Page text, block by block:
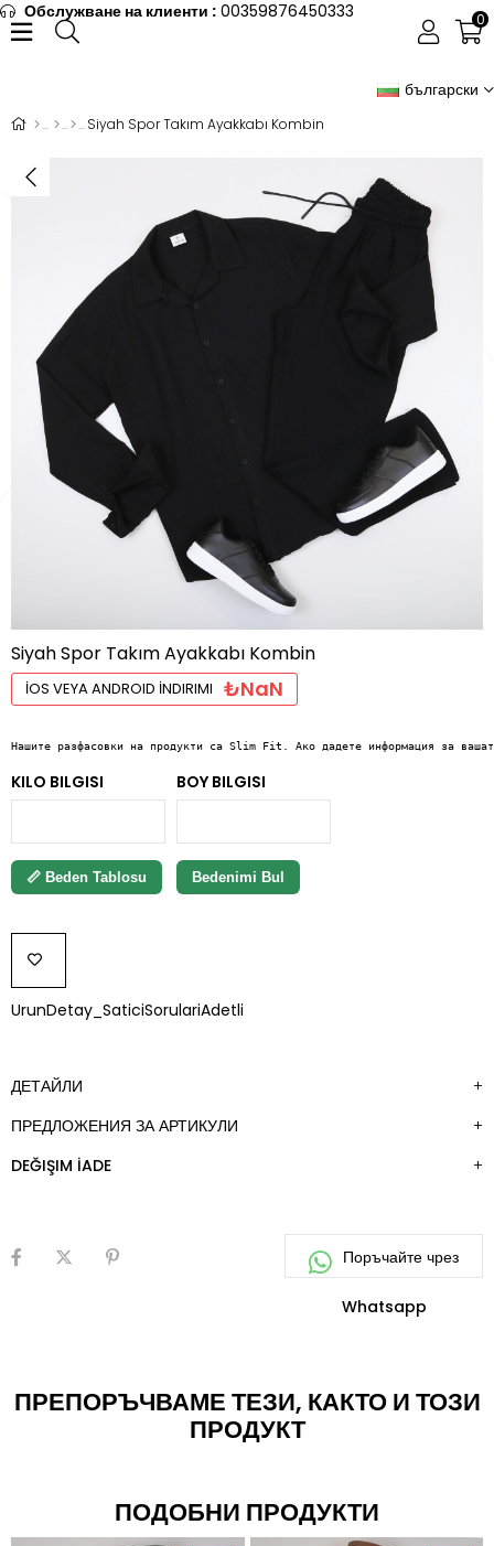
Обслужване на клиенти : 00359876450333
български
0
Siyah Spor Takım Ayakkabı Kombin
Siyah Spor Takım Ayakkabı Kombin
İOS VEYA ANDROID İNDIRIMI ₺NaN
Нашите разфасовки на продукти са Slim Fit. Ако дадете информация за
KILO BILGISI BOY BILGISI
📏 Beden Tablosu Bedenimi Bul
КЪМ
UrunDetay_SaticiSorulariAdetli
ДЕТАЙЛИ
ПРЕДЛОЖЕНИЯ ЗА АРТИКУЛИ
DEĞIŞIM İADE
ПРЕПОРЪЧВАМЕ ТЕЗИ, КАКТО И ТОЗИ
ПРОДУКТ
ПОДОБНИ ПРОДУКТИ